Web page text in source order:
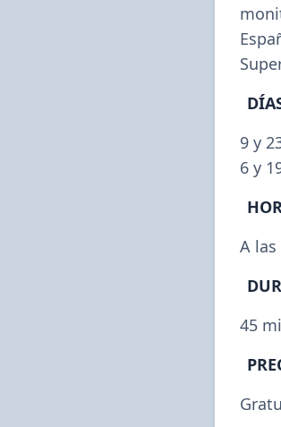
9 y
6 y
A las
45